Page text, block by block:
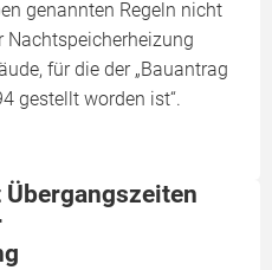
genannten Regeln nicht
Nachtspeicherheizung
für die der „Bauantrag
gestellt worden ist“.
Übergangszeiten